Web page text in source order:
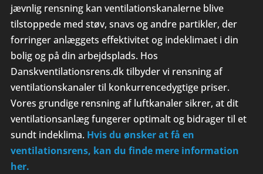
jævnlig rensning kan ventilationskanalerne blive
tilstoppede med støv, snavs og andre partikler, der
forringer anlæggets effektivitet og indeklimaet i din
bolig og på din arbejdsplads. Hos
Danskventilationsrens.dk tilbyder vi rensning af
ventilationskanaler til konkurrencedygtige priser.
Vores grundige rensning af luftkanaler sikrer, at dit
ventilationsanlæg fungerer optimalt og bidrager til et
sundt indeklima. Hvis du ønsker at få en
ventilationsrens, kan du finde mere information
her.